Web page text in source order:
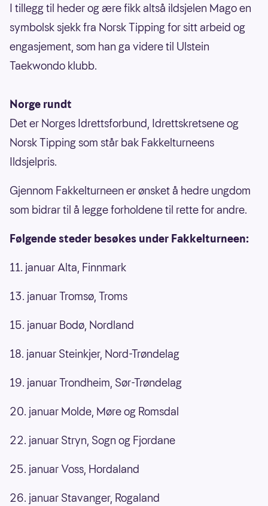
I tillegg til heder og ære fikk altså ildsjelen Mago en
symbolsk sjekk fra Norsk Tipping for sitt arbeid og
engasjement, som han ga videre til Ulstein
Taekwondo klubb.
Norge rundt
Det er Norges Idrettsforbund, Idrettskretsene og
Norsk Tipping som står bak Fakkelturneens
Ildsjelpris.
Gjennom Fakkelturneen er ønsket å hedre ungdom
som bidrar til å legge forholdene til rette for andre.
Følgende steder besøkes under Fakkelturneen:
11. januar Alta, Finnmark
13. januar Tromsø, Troms
15. januar Bodø, Nordland
18. januar Steinkjer, Nord-Trøndelag
19. januar Trondheim, Sør-Trøndelag
20. januar Molde, Møre og Romsdal
22. januar Stryn, Sogn og Fjordane
25. januar Voss, Hordaland
26. januar Stavanger, Rogaland